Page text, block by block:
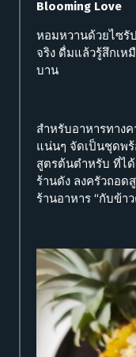
Blooming Love
หอมหวานด้วยไซรั
จริง ดื่มแล้วรู้สึกเห
บาน
สำหรับอาหารทาง
แน่นๆ จัดเป็นชุดพ
สูตรต้นตำหรับ ที่ไ
ร้านดัง ลงครัวถอด
ร้านอาหาร “กับข้า